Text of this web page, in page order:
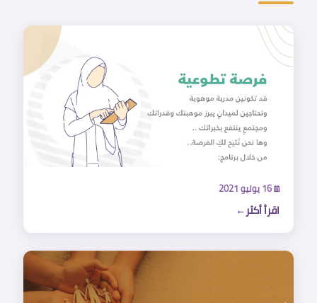
16 يوليو 2021
اقرأ أكثر